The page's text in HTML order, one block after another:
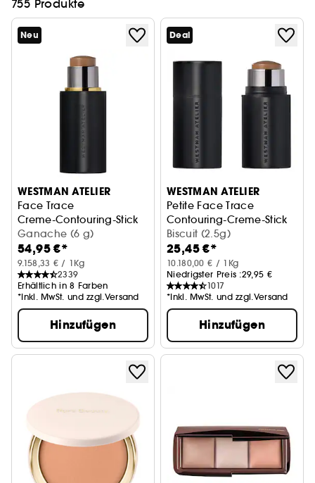
755 Produkte
Neu
WESTMAN ATELIER
Face Trace
Creme-Contouring-Stick
Ganache (6 g)
54,95 €*
9.158,33 € / 1Kg
2339
Erhältlich in 8 Farben
*Inkl. MwSt. und zzgl.Versand
Hinzufügen
Deal
WESTMAN ATELIER
Petite Face Trace
Contouring-Creme-Stick
Biscuit (2.5g)
25,45 €*
10.180,00 € / 1Kg
Niedrigster Preis :29,95 €
1017
*Inkl. MwSt. und zzgl.Versand
Hinzufügen